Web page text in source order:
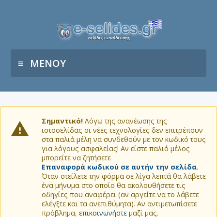
ΜΕΝΟΥ
Σημαντικό! Λόγω της ανανέωσης της
ιστοσελίδας οι νέες τεχνολογίες δεν επιτρέπουν
στα παλιά μέλη να συνδεθούν με τον κωδικό τους
για λόγους ασφαλείας! Αν είστε παλιό μέλος
μπορείτε να ζητήσετε
Επαναφορά κωδικού σε αυτήν την σελίδα.
Όταν στείλετε την φόρμα σε λίγα λεπτά θα λάβετε
ένα μήνυμα στο οποίο θα ακολουθήσετε τις
οδηγίες που αναφέρει (αν αργείτε να το λάβετε
ελέγξτε και τα ανεπιθύμητα). Αν αντιμετωπίσετε
πρόβλημα, επικοινωνήστε μαζί μας.